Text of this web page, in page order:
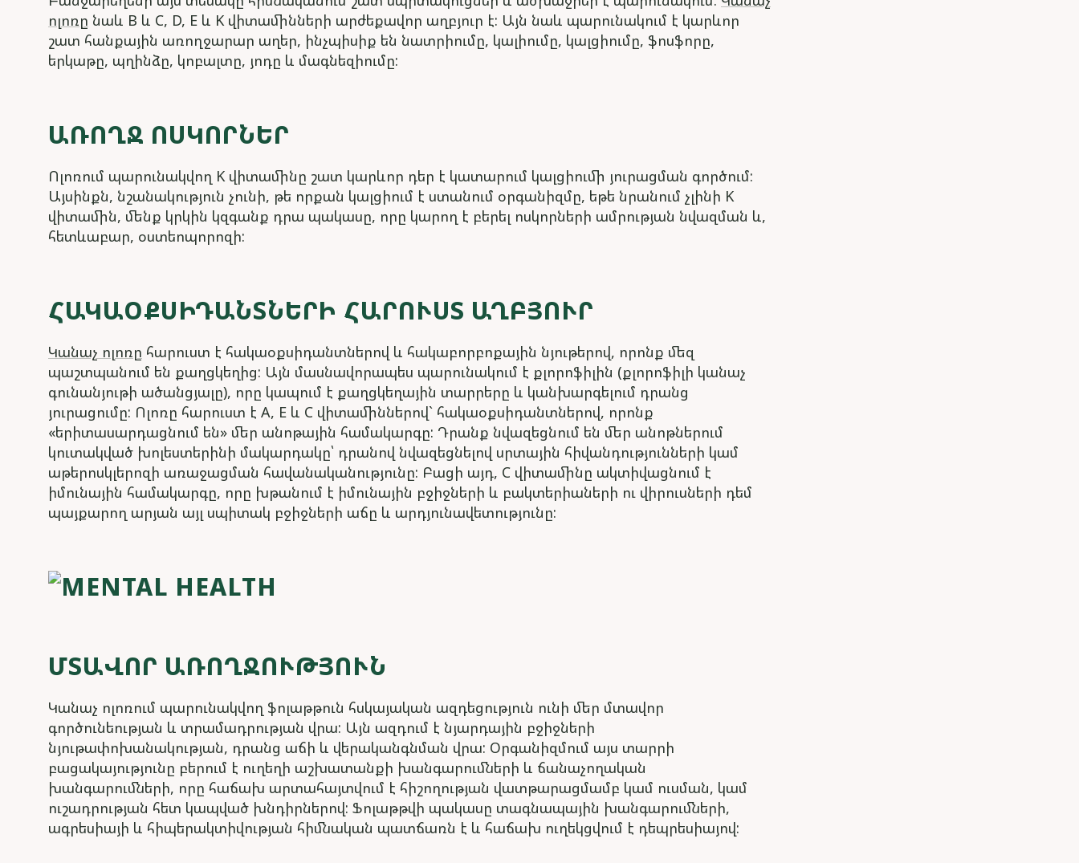
ոլոռը նաև B և C, D, E և K վիտամինների արժեքավոր աղբյուր է: Այն նաև պարունակում է կարևոր
շատ հանքային առողջարար աղեր, ինչպիսիք են նատրիումը, կալիումը, կալցիումը, ֆոսֆորը,
երկաթը, պղինձը, կոբալտը, յոդը և մագնեզիումը:
ԱՌՈՂՋ ՈՍԿՈՐՆԵՐ
Ոլոռում պարունակվող K վիտամինը շատ կարևոր դեր է կատարում կալցիումի յուրացման գործում:
Այսինքն, նշանակություն չունի, թե որքան կալցիում է ստանում օրգանիզմը, եթե նրանում չլինի K
վիտամին, մենք կրկին կզգանք դրա պակասը, որը կարող է բերել ոսկորների ամրության նվազման և,
հետևաբար, օստեոպորոզի:
ՀԱԿԱՕՔՍԻԴԱՆՏՆԵՐԻ ՀԱՐՈՒՍՏ ԱՂԲՅՈՒՐ
Կանաչ ոլոռը հարուստ է հակաօքսիդանտներով և հակաբորբոքային նյութերով, որոնք մեզ
պաշտպանում են քաղցկեղից: Այն մասնավորապես պարունակում է քլորոֆիլին (քլորոֆիլի կանաչ
գունանյութի ածանցյալը), որը կապում է քաղցկեղային տարրերը և կանխարգելում դրանց
յուրացումը: Ոլոռը հարուստ է A, E և C վիտամիններով` հակաօքսիդանտներով, որոնք
«երիտասարդացնում են» մեր անոթային համակարգը: Դրանք նվազեցնում են մեր անոթներում
կուտակված խոլեստերինի մակարդակը՝ դրանով նվազեցնելով սրտային հիվանդությունների կամ
աթերոսկլերոզի առաջացման հավանականությունը: Բացի այդ, C վիտամինը ակտիվացնում է
իմունային համակարգը, որը խթանում է իմունային բջիջների և բակտերիաների ու վիրուսների դեմ
պայքարող արյան այլ սպիտակ բջիջների աճը և արդյունավետությունը:
ՄՏԱՎՈՐ ԱՌՈՂՋՈՒԹՅՈՒՆ
Կանաչ ոլոռում պարունակվող ֆոլաթթուն հսկայական ազդեցություն ունի մեր մտավոր
գործունեության և տրամադրության վրա: Այն ազդում է նյարդային բջիջների
նյութափոխանակության, դրանց աճի և վերականգնման վրա: Օրգանիզմում այս տարրի
բացակայությունը բերում է ուղեղի աշխատանքի խանգարումների և ճանաչողական
խանգարումների, որը հաճախ արտահայտվում է հիշողության վատթարացմամբ կամ ուսման, կամ
ուշադրության հետ կապված խնդիրներով: Ֆոլաթթվի պակասը տագնապային խանգարումների,
ագրեսիայի և հիպերակտիվության հիմնական պատճառն է և հաճախ ուղեկցվում է դեպրեսիայով: